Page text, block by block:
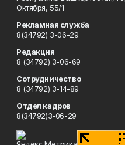
Октября, 55/1
Рекламная служба
8(34792) 3-06-29
Редакция
8 (34792) 3-06-69
Сотрудничество
8 (34792) 3-14-89
Отдел кадров
8(34792)3-06-29